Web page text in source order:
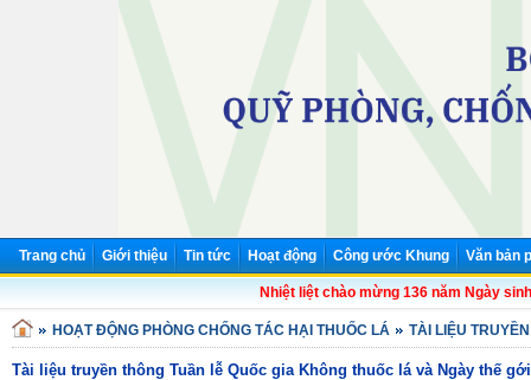
Trang chủ Giới thiệu Tin tức Hoạt động Công ước Khung Văn bản
Nhiệt liệt chào mừng 136 năm Ngày
HOẠT ĐỘNG PHÒNG CHỐNG TÁC HẠI THUỐC LÁ TÀI LIỆU
Tài liệu truyền thông Tuần lễ Quốc gia Không thuốc lá và Ngày thế